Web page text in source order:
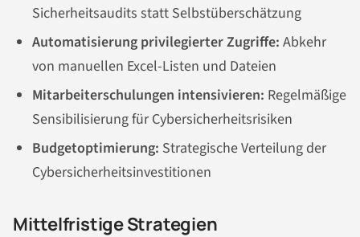
Sicherheitsaudits statt Selbstüberschätzung
Automatisierung privilegierter Zugriffe: Abkehr
von manuellen Excel-Listen und Dateien
Mitarbeiterschulungen intensivieren: Regelmäßige
Sensibilisierung für Cybersicherheitsrisiken
Budgetoptimierung: Strategische Verteilung der
Cybersicherheitsinvestitionen
Mittelfristige Strategien